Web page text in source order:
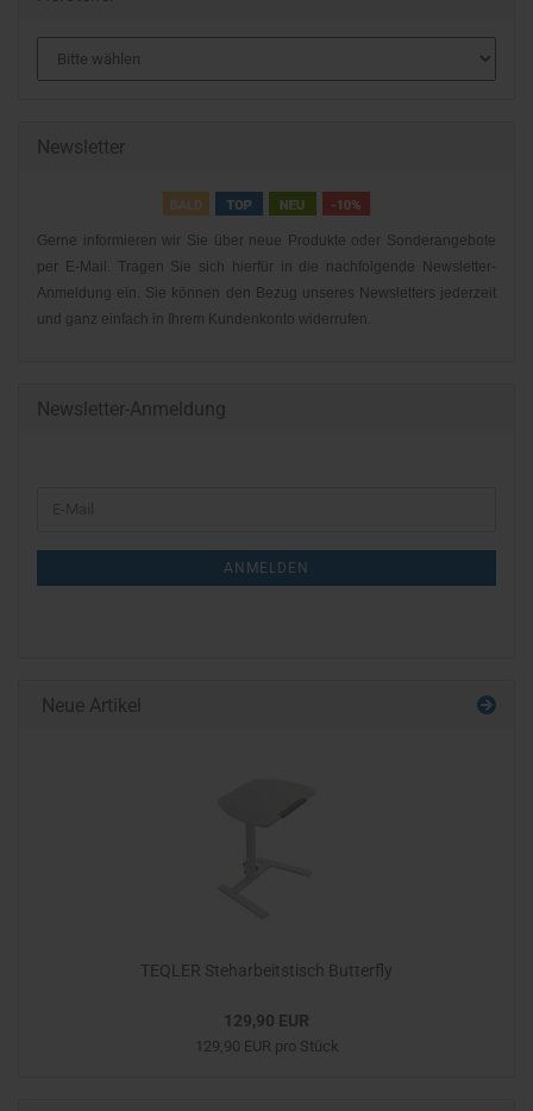
Newsletter
Gerne informieren wir Sie über neue Produkte oder Sonderangebote
per E-Mail. Tragen Sie sich hierfür in die nachfolgende Newsletter-
Anmeldung ein. Sie können den Bezug unseres Newsletters jederzeit
und ganz einfach in Ihrem Kundenkonto widerrufen.
Newsletter-Anmeldung
NEWSLETTER-
ANMELDEN
Neue Artikel
TEQLER Steharbeitstisch Butterfly
129,90 EUR
129,90 EUR pro Stück